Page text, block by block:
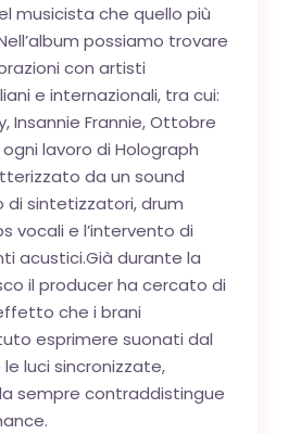
musicista che quello più
possiamo trovare
con artisti
e internazionali, tra cui:
Insannie Frannie, Ottobre
lavoro di Holograph
da un sound
di sintetizzatori, drum
vocali e l’intervento di
acustici.Già durante la
il producer ha cercato di
che i brani
esprimere suonati dal
luci sincronizzate,
sempre contraddistingue